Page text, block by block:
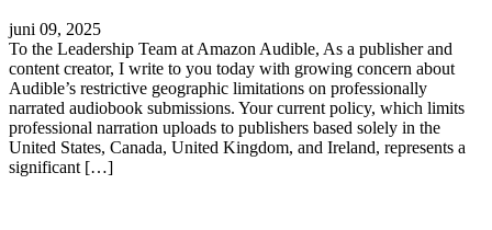
juni 09, 2025
To the Leadership Team at Amazon Audible, As a publisher and
content creator, I write to you today with growing concern about
Audible’s restrictive geographic limitations on professionally
narrated audiobook submissions. Your current policy, which limits
professional narration uploads to publishers based solely in the
United States, Canada, United Kingdom, and Ireland, represents a
significant […]